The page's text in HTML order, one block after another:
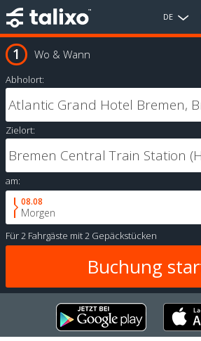
DE
Wo & Wann
Abholort:
Zielort:
am:
08.08
Morgen
Für2 Fahrgäste mit2 Gepäckstücken